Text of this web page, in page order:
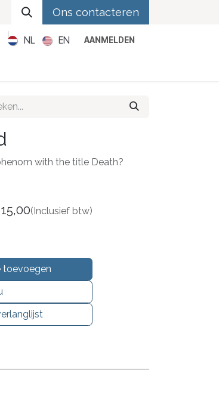
Ons contacteren
NL EN AANMELDEN
with the title Death?
toevoegen
15,00(Inclusief btw)